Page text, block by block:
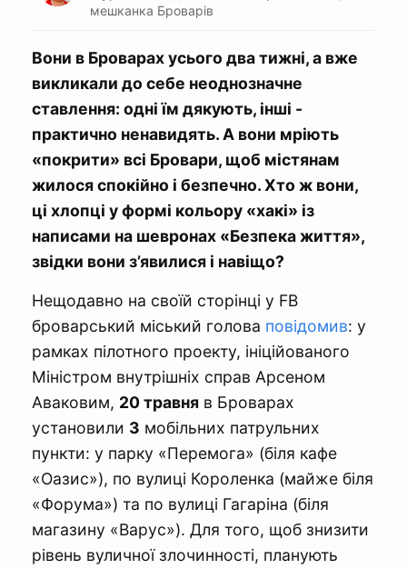
мешканка Броварів
Вони в Броварах усього два тижні, а вже
викликали до себе неоднозначне
ставлення: одні їм дякують, інші -
практично ненавидять. А вони мріють
«покрити» всі Бровари, щоб містянам
жилося спокійно і безпечно. Хто ж вони,
ці хлопці у формі кольору «хакі» із
написами на шевронах «Безпека життя»,
звідки вони з’явилися і навіщо?
Нещодавно на своїй сторінці у FB
броварський міський голова повідомив: у
рамках пілотного проекту, ініційованого
Міністром внутрішніх справ Арсеном
Аваковим, 20 травня в Броварах
установили 3 мобільних патрульних
пункти: у парку «Перемога» (біля кафе
«Оазис»), по вулиці Короленка (майже біля
«Форума») та по вулиці Гагаріна (біля
магазину «Варус»). Для того, щоб знизити
рівень вуличної злочинності, планують